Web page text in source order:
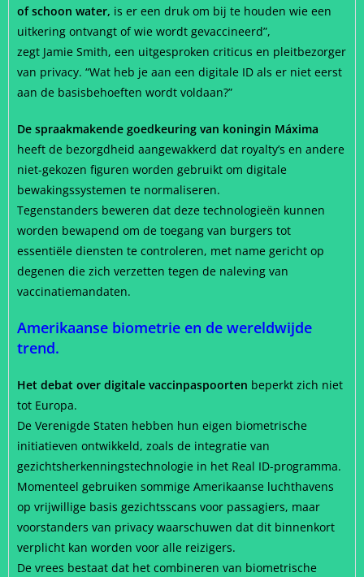
of schoon water, is er een druk om bij te houden wie een
uitkering ontvangt of wie wordt gevaccineerd”,
zegt Jamie Smith, een uitgesproken criticus en pleitbezorger
van privacy. “Wat heb je aan een digitale ID als er niet eerst
aan de basisbehoeften wordt voldaan?”
De spraakmakende goedkeuring van koningin Máxima
heeft de bezorgdheid aangewakkerd dat royalty’s en andere
niet-gekozen figuren worden gebruikt om digitale
bewakingssystemen te normaliseren.
Tegenstanders beweren dat deze technologieën kunnen
worden bewapend om de toegang van burgers tot
essentiële diensten te controleren, met name gericht op
degenen die zich verzetten tegen de naleving van
vaccinatiemandaten.
Amerikaanse biometrie en de wereldwijde
trend.
Het debat over digitale vaccinpaspoorten beperkt zich niet
tot Europa.
De Verenigde Staten hebben hun eigen biometrische
initiatieven ontwikkeld, zoals de integratie van
gezichtsherkenningstechnologie in het Real ID-programma.
Momenteel gebruiken sommige Amerikaanse luchthavens
op vrijwillige basis gezichtsscans voor passagiers, maar
voorstanders van privacy waarschuwen dat dit binnenkort
verplicht kan worden voor alle reizigers.
De vrees bestaat dat het combineren van biometrische